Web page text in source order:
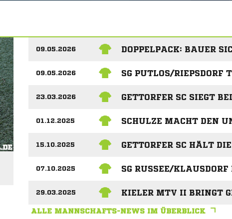
09.05.2026 DOPPELPACK: BAUER
09.05.2026 SG PUTLOS/RIEPSDORF
23.03.2026 GETTORFER SC SIEGT
01.12.2025 SCHULZE MACHT DEN
15.10.2025 GETTORFER SC HÄLT
07.10.2025 SG RUSSEE/
29.03.2025 KIELER MTV II BRINGT
ALLE MANNSCHAFTS-NEWS IM ÜBERBLICK